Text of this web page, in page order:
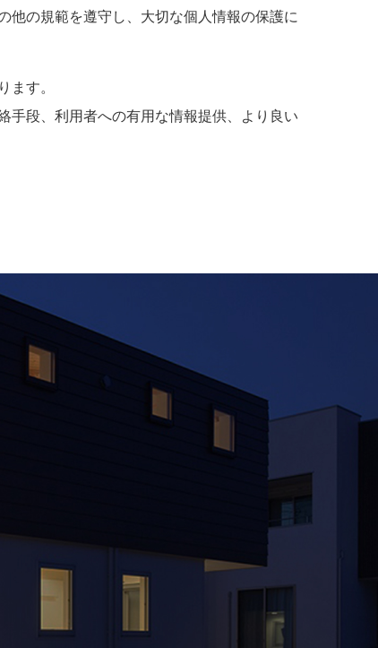
他の規範を遵守し、大切な個人情報の保護に
ます。
手段、利用者への有用な情報提供、より良い